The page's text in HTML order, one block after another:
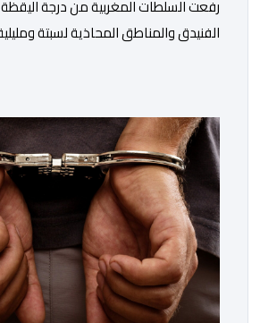
رفعت السلطات المغربية من درجة اليقظة
الفنيدق والمناطق المحاذية لسبتة
15 غشت الجاري. وعرفت المناطق
الأخيرة انتشارا أمنيا مكثفا، خاصة
إلى الفنيدق، حيث جرى تعزيز الدوريات